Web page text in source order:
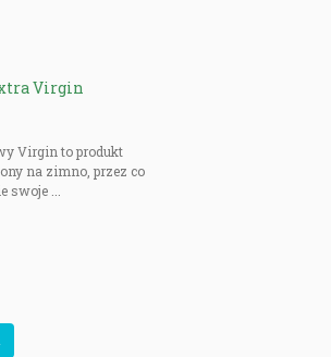
Virgin
Virgin to produkt
na zimno, przez co
...